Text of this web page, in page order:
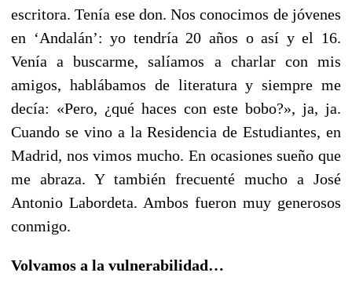
escritora. Tenía ese don. Nos conocimos de jóvenes
en ‘Andalán’: yo tendría 20 años o así y el 16.
Venía a buscarme, salíamos a charlar con mis
amigos, hablábamos de literatura y siempre me
decía: «Pero, ¿qué haces con este bobo?», ja, ja.
Cuando se vino a la Residencia de Estudiantes, en
Madrid, nos vimos mucho. En ocasiones sueño que
me abraza. Y también frecuenté mucho a José
Antonio Labordeta. Ambos fueron muy generosos
conmigo.
Volvamos a la vulnerabilidad…